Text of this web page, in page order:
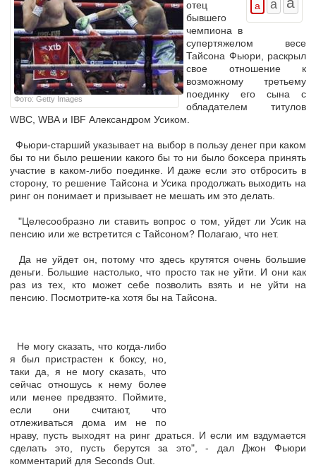
Фото: Getty Images
отец
бывшего
чемпиона в
супертяжелом весе
Тайсона Фьюри, раскрыл
свое отношение к
возможному третьему
поединку его сына с
обладателем титулов
WBC, WBA и IBF Александром Усиком.
Фьюри-старший указывает на выбор в пользу денег при каком
бы то ни было решении какого бы то ни было боксера принять
участие в каком-либо поединке. И даже если это отбросить в
сторону, то решение Тайсона и Усика продолжать выходить на
ринг он понимает и призывает не мешать им это делать.
"Целесообразно ли ставить вопрос о том, уйдет ли Усик на
пенсию или же встретится с Тайсоном? Полагаю, что нет.
Да не уйдет он, потому что здесь крутятся очень большие
деньги. Большие настолько, что просто так не уйти. И они как
раз из тех, кто может себе позволить взять и не уйти на
пенсию. Посмотрите-ка хотя бы на Тайсона.
Не могу сказать, что когда-либо
я был пристрастен к боксу, но,
таки да, я не могу сказать, что
сейчас отношусь к нему более
или менее предвзято. Поймите,
если они считают, что
отлеживаться дома им не по
нраву, пусть выходят на ринг драться. И если им вздумается
сделать это, пусть берутся за это", - дал Джон Фьюри
комментарий для Seconds Out.